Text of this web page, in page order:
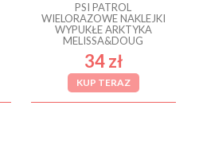
PSI PATROL
WIELORAZOWE NAKLEJKI
WYPUKŁE ARKTYKA
MELISSA&DOUG
34 zł
KUP TERAZ